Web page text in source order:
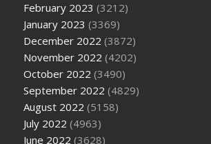
February 2023 (3212)
January 2023 (3369)
December 2022 (3872)
November 2022 (4202)
October 2022 (3490)
September 2022 (4829)
August 2022 (5158)
July 2022 (4963)
June 2022 (3628)